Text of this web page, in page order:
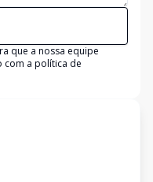
que a nossa equipe
com a política de